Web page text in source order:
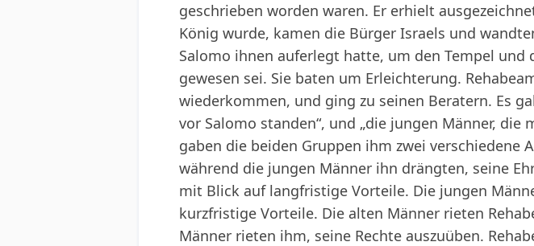
geschrieben worden waren. Er erhielt
König wurde, kamen die Bürger Israels und
Salomo ihnen auferlegt hatte, um den Tempel und
gewesen sei. Sie baten um Erleichterung.
wiederkommen, und ging zu seinen Beratern. Es
vor Salomo standen“, und „die jungen Männer,
gaben die beiden Gruppen ihm zwei verschiedene
während die jungen Männer ihn drängten, seine
mit Blick auf langfristige Vorteile. Die jungen
kurzfristige Vorteile. Die alten Männer rieten
Männer rieten ihm, seine Rechte auszuüben.